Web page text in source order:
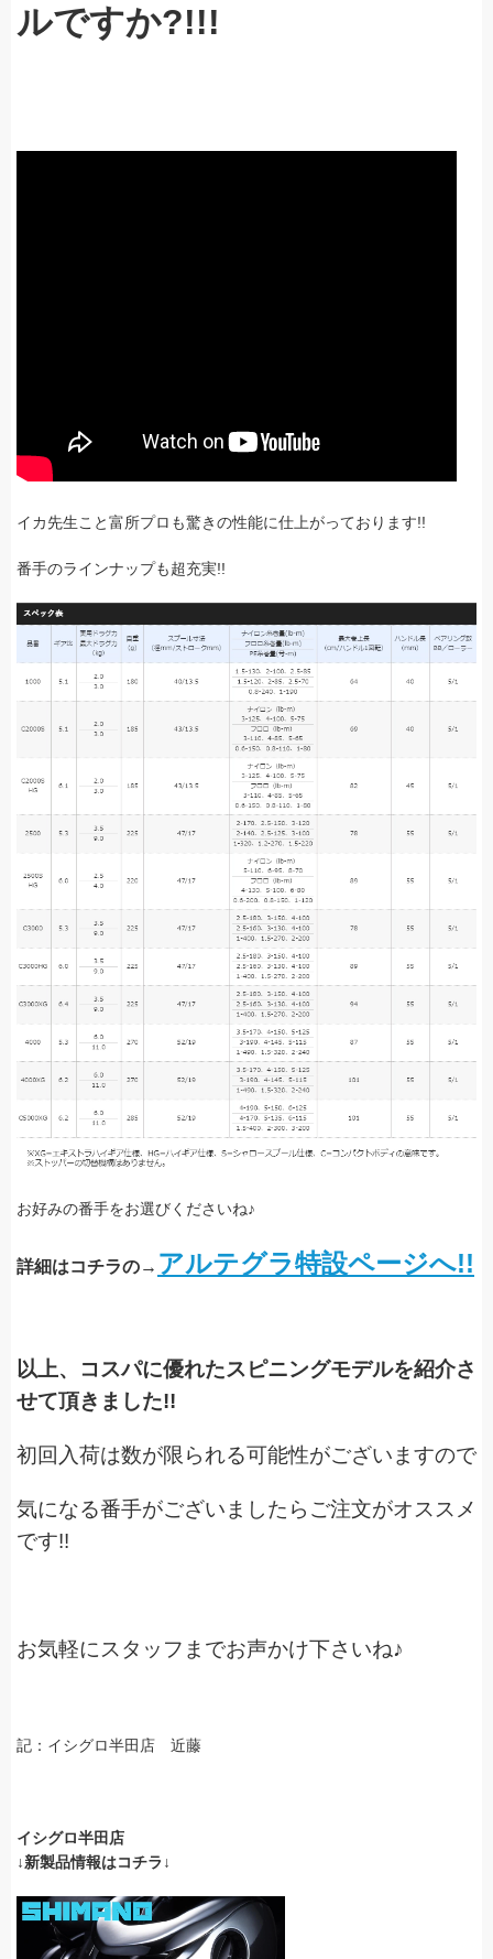
ルですか?!!!
イカ先生こと富所プロも驚きの性能に仕上がっております!!
番手のラインナップも超充実!!
お好みの番手をお選びくださいね♪
詳細はコチラの→ アルテグラ特設ページへ!!
以上、コスパに優れたスピニングモデルを紹介さ
せて頂きました!!
初回入荷は数が限られる可能性がございますので
気になる番手がございましたらご注文がオススメ
です!!
お気軽にスタッフまでお声かけ下さいね♪
記：イシグロ半田店 近藤
イシグロ半田店
↓新製品情報はコチラ↓